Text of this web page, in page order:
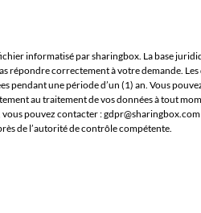
informatisé par sharingbox. La base
correctement à votre demande.
pendant une période d’un (1) an. Vous
au traitement de vos données à tout
pouvez contacter :
de l’autorité de contrôle compétente.